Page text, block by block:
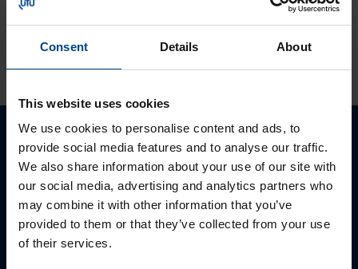
Consent Details About
This website uses cookies
We use cookies to personalise content and ads, to
provide social media features and to analyse our traffic.
We also share information about your use of our site with
our social media, advertising and analytics partners who
may combine it with other information that you’ve
provided to them or that they’ve collected from your use
of their services.
KATSO LISÄÄ ARTIKKELEITA
Ota yhteyttä!
Autamme mielellämme, jotta löydämme sinulle
parhaan ratkaisun. Otathan yhteyttä puhelimitse,
sähköpostitse tai verkkolomakkeen kautta.